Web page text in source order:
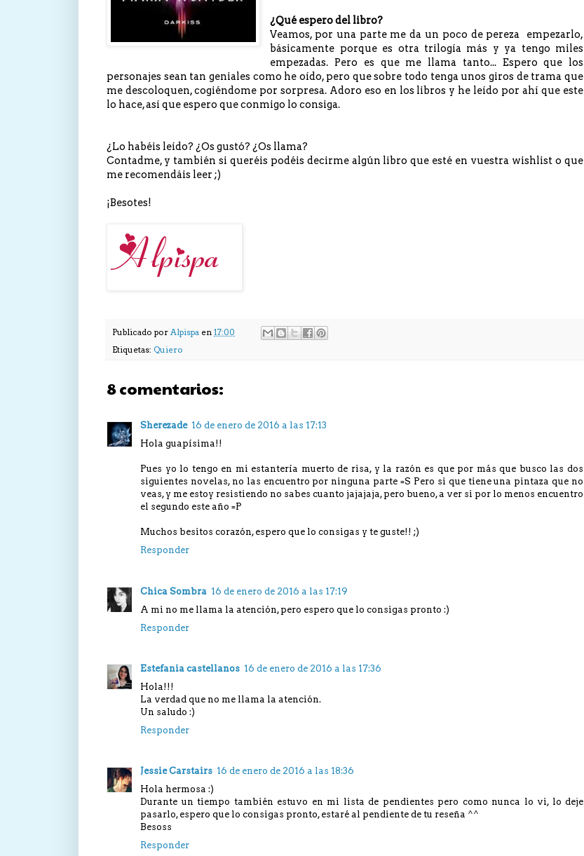
¿Qué espero del libro?
Veamos, por una parte me da un poco de pereza empezarlo,
básicamente porque es otra trilogía más y ya tengo miles
empezadas. Pero es que me llama tanto... Espero que los
personajes sean tan geniales como he oído, pero que sobre todo tenga unos giros de trama que
me descoloquen, cogiéndome por sorpresa. Adoro eso en los libros y he leído por ahí que este
lo hace, así que espero que conmigo lo consiga.
¿Lo habéis leído? ¿Os gustó? ¿Os llama?
Contadme, y también si queréis podéis decirme algún libro que esté en vuestra wishlist o que
me recomendáis leer ;)
¡Besotes!
Publicado por Alpispa en 17:00
Etiquetas: Quiero
8 comentarios:
Sherezade 16 de enero de 2016 a las 17:13
Hola guapísima!!
Pues yo lo tengo en mi estantería muerto de risa, y la razón es que por más que busco las dos
siguientes novelas, no las encuentro por ninguna parte =S Pero si que tiene una pintaza que no
veas, y me estoy resistiendo no sabes cuanto jajajaja, pero bueno, a ver si por lo menos encuentro
el segundo este año =P
Muchos besitos corazón, espero que lo consigas y te guste!! ;)
Responder
Chica Sombra 16 de enero de 2016 a las 17:19
A mi no me llama la atención, pero espero que lo consigas pronto :)
Responder
Estefania castellanos 16 de enero de 2016 a las 17:36
Hola!!!
La verdad que no me llama la atención.
Un saludo :)
Responder
Jessie Carstairs 16 de enero de 2016 a las 18:36
Hola hermosa :)
Durante un tiempo también estuvo en mi lista de pendientes pero como nunca lo vi, lo deje
pasarlo, espero que lo consigas pronto, estaré al pendiente de tu reseña ^^
Besoss
Responder